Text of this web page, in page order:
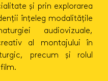
și prin explorarea
înţeleg modalitățile
audiovizuale,
al montajului în
precum și rolul